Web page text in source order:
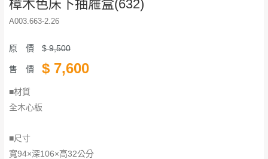
樟木色床下抽屜盒(632)
A003.663-2.26
原 價 $9,500
售 價 $ 7,600
■材質
全木心板
■尺寸
寬94×深106×高32公分